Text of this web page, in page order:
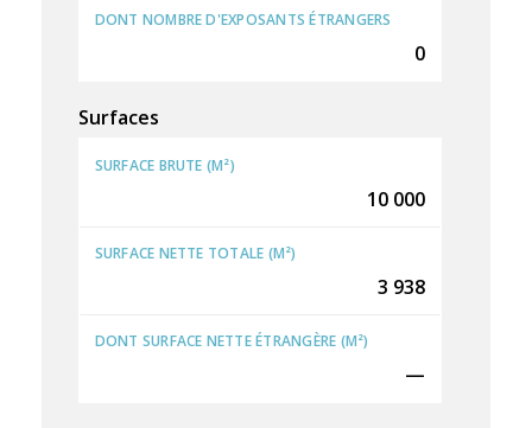
DONT NOMBRE D'EXPOSANTS ÉTRANGERS
0
Surfaces
SURFACE BRUTE (M²)
10 000
SURFACE NETTE TOTALE (M²)
3 938
DONT SURFACE NETTE ÉTRANGÈRE (M²)
—